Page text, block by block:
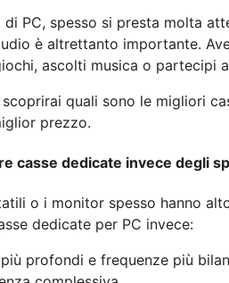
di PC, spesso si presta molta
è altrettanto importante.
ascolti musica o partecipi
quali sono le migliori
prezzo.
casse dedicate invece degli
o i monitor spesso hanno
dedicate per PC invece:
profondi e frequenze più